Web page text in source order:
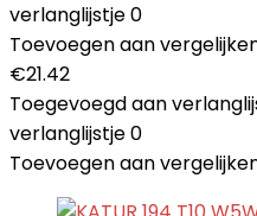
verlanglijstje0
Toevoegen aan
€21.42
Toegevoegd aan
verlanglijstje0
Toevoegen aan